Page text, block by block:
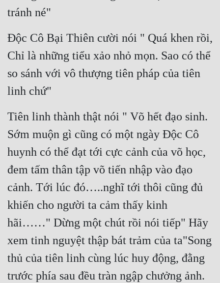
tránh né"
Độc Cô Bại Thiên cười nói " Quá khen rồi,
Chỉ là những tiểu xảo nhỏ mọn. Sao có thể
so sánh với vô thượng tiên pháp của tiên
linh chứ"
Tiên linh thành thật nói " Võ hết đạo sinh.
Sớm muộn gì cũng có một ngày Độc Cô
huynh có thể đạt tới cực cảnh của võ học,
đem tấm thân tập võ tiến nhập vào đạo
cảnh. Tới lúc đó…..nghĩ tới thôi cũng đủ
khiến cho người ta cảm thấy kinh
hãi……" Dừng một chút rồi nói tiếp" Hãy
xem tinh nguyệt thập bát trảm của ta"Song
thủ của tiên linh cùng lúc huy động, đằng
trước phía sau đều tràn ngập chưởng ảnh.